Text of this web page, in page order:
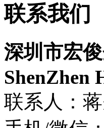
联系我们
深圳市宏
ShenZhen
联系人：